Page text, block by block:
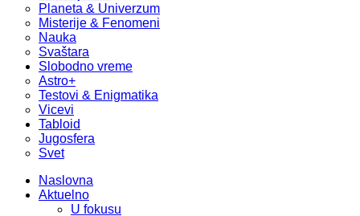
Planeta & Univerzum
Misterije & Fenomeni
Nauka
Svaštara
Slobodno vreme
Astro+
Testovi & Enigmatika
Vicevi
Tabloid
Jugosfera
Svet
Naslovna
Aktuelno
U fokusu